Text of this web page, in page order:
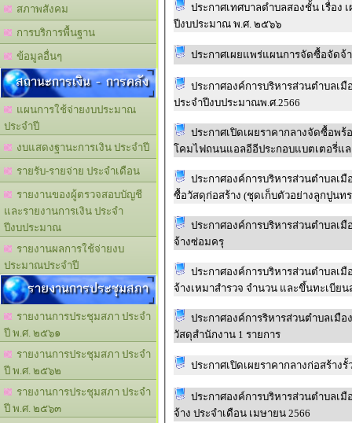
สภาพสังคม
การบริการพื้นฐาน
ข้อมูลอื่นๆ
สถานะการเงิน - การคลัง
แผนการใช้จ่ายงบประมาณ
ประจำปี
งบแสดงฐานะการเงิน ประจำปี
รายรับ-รายจ่าย ประจำเดือน
รายงานของผู้ตรวจสอบบัญชี
และรายงานการเงิน ประจำ
ปีงบประมาณ
รายงานผลการใช้จ่ายงบ
ประมาณประจำปี
รายงานการประชุมสภา
รายงานการประชุมสภา ประจำ
ปี พ.ศ. ๒๕๖๑
รายงานการประชุมสภา ประจำ
ปี พ.ศ. ๒๕๖๒
รายงานการประชุมสภา ประจำ
ปี พ.ศ. ๒๕๖๓
ประกาศเทศบาลตำบลสองชั้น เรื่อง
ปีงบประมาณ พ.ศ. ๒๕๖๖
ประกาศเผยแพร่แผนการจัดซื้อจัดจ้
ประกาศองค์การบริหารส่วนตำบลเ
ประจำปีงบประมาณพ.ศ.2566
ประกาศเปิดเผยราคากลางจัดซื้อพ
โคมไฟถนนแอลอีอีประกอบแบตเตอรี่แ
ประกาศองค์การบริหารส่วนตำบลเมื
ซื้อวัสดุก่อสร้าง (ชุดเก็บตัวอย่างลูกปูนท
ประกาศองค์การบริหารส่วนตำบลเมื
จ้างซ่อมครุ
ประกาศองค์การบริหารส่วนตำบลเมื
จ้างเหมาสำรวจ จำนวน และขึ้นทะเบีย
ประกาศองค์การริหารส่วนตำบลเมือ
วัสดุสำนักงาน 1 รายการ
ประกาศเปิดเผยราคากลางก่อสร้า
ประกาศองค์การบริหารส่วนตำบลเ
จ้าง ประจำเดือน เมษายน 2566